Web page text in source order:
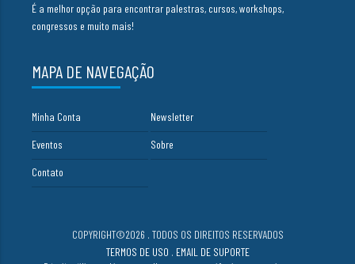
É a melhor opção para encontrar palestras, cursos, workshops,
congressos e muito mais!
MAPA DE NAVEGAÇÃO
Minha Conta Newsletter
Eventos Sobre
Contato
COPYRIGHT©2026 . TODOS OS DIREITOS RESERVADOS
TERMOS DE USO . EMAIL DE SUPORTE